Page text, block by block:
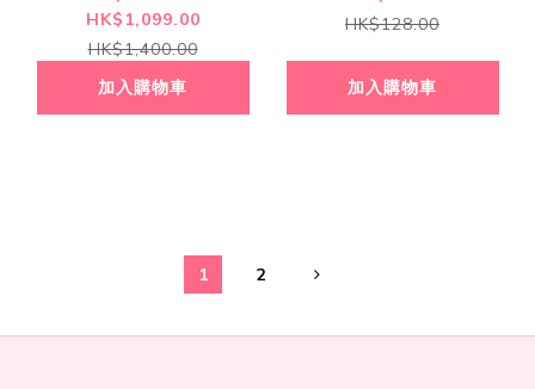
HK$1,099.00
HK$1,400.00
加入購物車
HK$128.00
加入購物車
1 2